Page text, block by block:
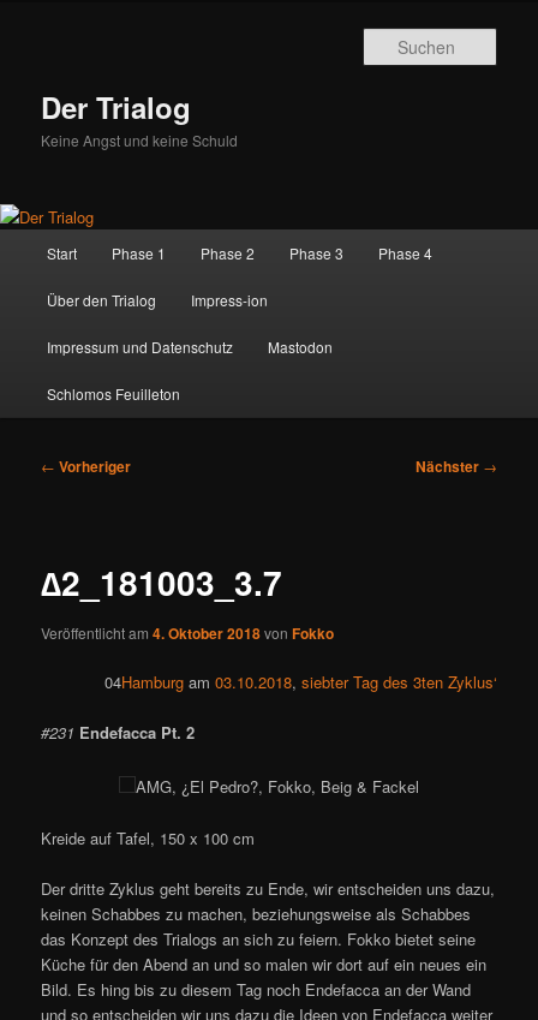
Der Trialog
Keine Angst und keine Schuld
Start Phase 1 Phase 2 Phase 3 Phase 4
Über den Trialog Impress-ion
Impressum und Datenschutz Mastodon
Schlomos Feuilleton
Beitragsnavigation
← Vorheriger Nächster →
∆2_181003_3.7
Veröffentlicht am4. Oktober 2018vonFokko
04Hamburgam 03.10.2018, siebter Tag des 3ten Zyklus‘
#231 Endefacca Pt. 2
AMG, ¿El Pedro?, Fokko, Beig & Fackel
Kreide auf Tafel, 150 x 100 cm
Der dritte Zyklus geht bereits zu Ende, wir entscheiden uns dazu,
keinen Schabbes zu machen, beziehungsweise als Schabbes
das Konzept des Trialogs an sich zu feiern. Fokko bietet seine
Küche für den Abend an und so malen wir dort auf ein neues ein
Bild. Es hing bis zu diesem Tag noch Endefacca an der Wand
und so entscheiden wir uns dazu die Ideen von Endefacca weiter